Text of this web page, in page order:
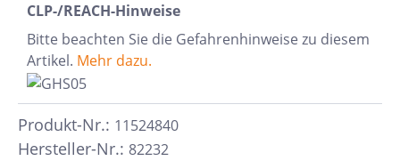
CLP-/REACH-Hinweise
Bitte beachten Sie die Gefahrenhinweise zu diesem
Artikel. Mehr dazu.
Hersteller-Nr.: 82232
Produkt-Nr.: 11524840